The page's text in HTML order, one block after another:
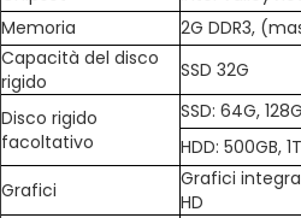
Memoria
2G DDR3,
Capacità del disco
rigido
SSD 32G
Disco rigido
facoltativo
SSD: 64G,
HDD: 500GB,
Grafici
Grafici
HD